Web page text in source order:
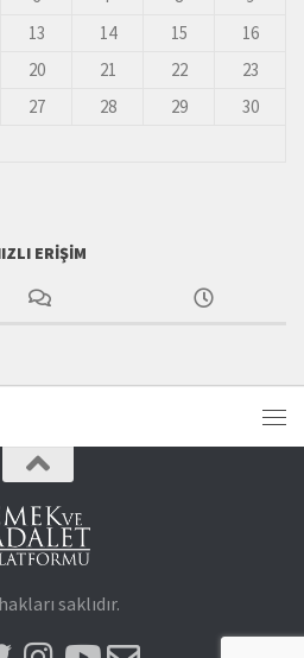
13 14 15
16
20 21 22
23
27 28 29
30
ERIŞIM
saklıdır.